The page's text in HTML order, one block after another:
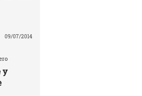
09/07/2014
y